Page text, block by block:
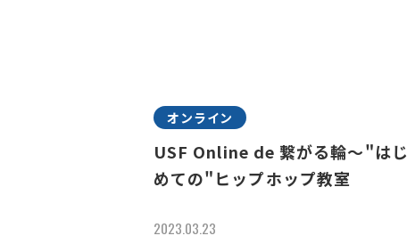
オンライン
USF Online de 繋がる輪～"はじ
めての"ヒップホップ教室
2023.03.23